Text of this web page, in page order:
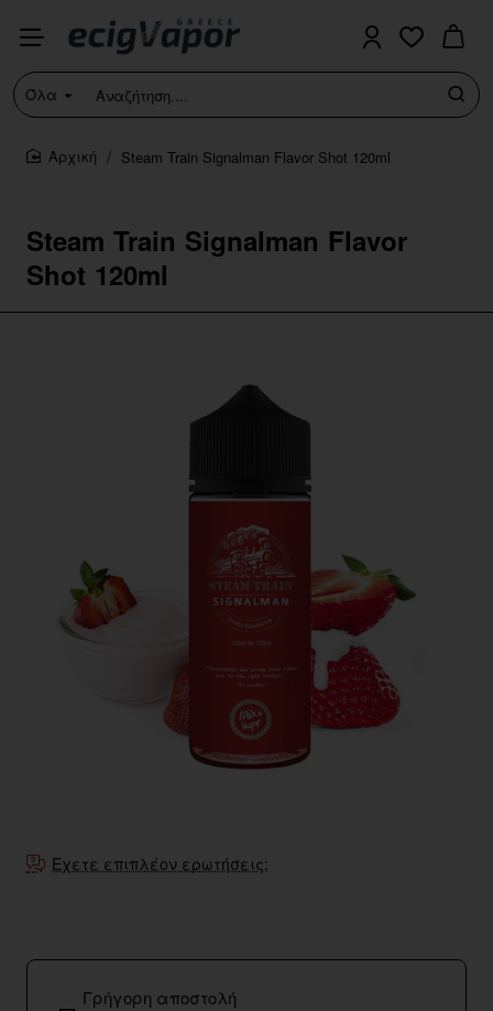
Όλα
Αναζήτηση....
Steam Train Signalman Flavor
Shot 120ml
home
Steam Train Signalman Flavor Shot 120ml
Έχετε επιπλέον ερωτήσεις;
Γρήγορη αποστολή